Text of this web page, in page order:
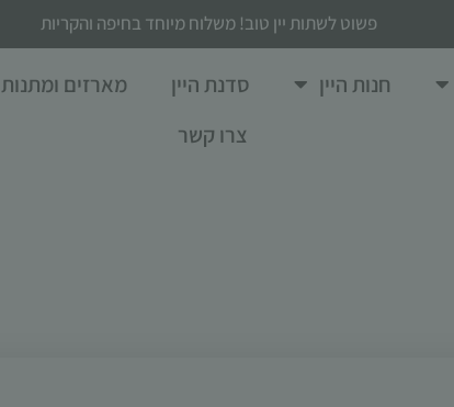
פשוט לשתות יין טוב! משלוח מיוחד בחיפה והקריות
חנות היין סדנת היין מארזים ומתנות
צרו קשר